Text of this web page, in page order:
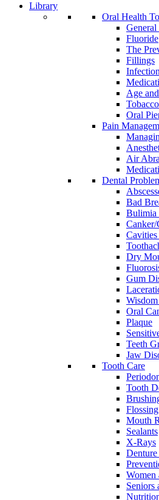
Library
Oral Health
Fluoride
The
Fillings
Age
Tobacco
Oral
Pain
Air
Dental
Bad
Bulimia
Canker/
Dry
Gum
Wisdom
Oral
Plaque
Teeth
Jaw
Tooth Care
Tooth
Flossing
Mouth
Sealants
X-Rays
Denture
Women
Seniors